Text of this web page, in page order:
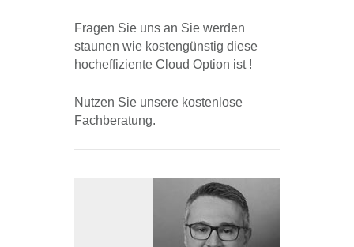
Fragen Sie uns an Sie werden
staunen wie kostengünstig diese
hocheffiziente Cloud Option ist !
Nutzen Sie unsere kostenlose
Fachberatung.